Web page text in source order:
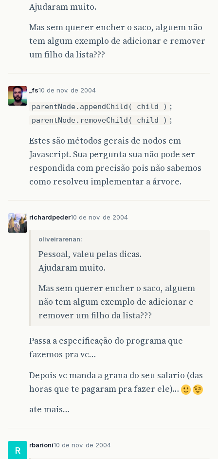
Ajudaram muito.
Mas sem querer encher o saco, alguem não
tem algum exemplo de adicionar e remover
um filho da lista???
_fs10 de nov. de 2004
parentNode.appendChild( child ) ;
parentNode.removeChild( child ) ;
Estes são métodos gerais de nodos em
Javascript. Sua pergunta sua não pode ser
respondida com precisão pois não sabemos
como resolveu implementar a árvore.
richardpeder10 de nov. de 2004
oliveirarenan:
Pessoal, valeu pelas dicas.
Ajudaram muito.
Mas sem querer encher o saco, alguem
não tem algum exemplo de adicionar e
remover um filho da lista???
Passa a especificação do programa que
fazemos pra vc…
Depois vc manda a grana do seu salario (das
horas que te pagaram pra fazer ele)…
ate mais…
R
rbarioni10 de nov. de 2004